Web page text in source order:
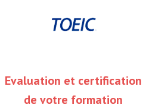
Evaluation et certification
de votre formation